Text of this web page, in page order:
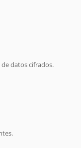
datos cifrados.